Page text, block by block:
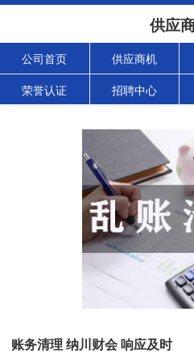
供应
公司首页 供应商机
荣誉认证 招聘中心
账务清理 纳川财会 响应及时